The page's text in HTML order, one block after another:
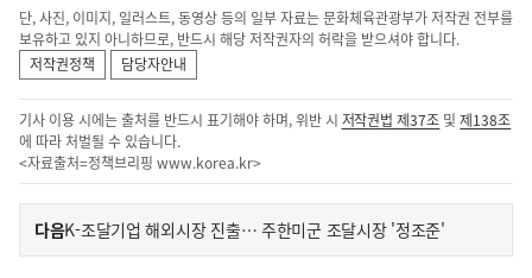
단, 사진, 이미지, 일러스트, 동영상 등의 일부 자료는 문화체육관광부가 저작권 전부를
보유하고 있지 아니하므로, 반드시 해당 저작권자의 허락을 받으셔야 합니다.
저작권정책
담당자안내
기사 이용 시에는 출처를 반드시 표기해야 하며, 위반 시 저작권법 제37조 및제138조
에 따라 처벌될 수 있습니다.
<자료출처=정책브리핑 www.korea.kr>
이
전
다음기
사
K-조달기업 해외시장 진출… 주한미군 조달시장 '정조준'